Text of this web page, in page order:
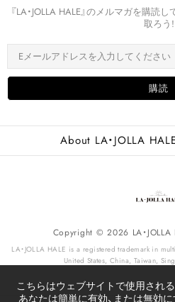
About LA・JOLLA
『LA・JOLLA HALE』のメルマガを購読
取ろう!
Copyright © 2026 LA・JOLLA
LA・JOLLA HALE is a registered trademark in
United States, China, Taiwan,
こちらはウェブサイトで使用され
あなたは簡単に有効、または無効